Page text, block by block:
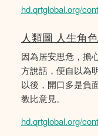
hd.qrtglobal.org/
人類圖 人生角
因為居安思危，擔
方說話，便自以為
以後，開口多是負
教比意見。
hd.qrtglobal.org/